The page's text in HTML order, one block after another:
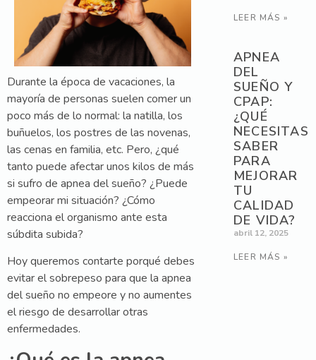
Durante la época de vacaciones, la
mayoría de personas suelen comer un
poco más de lo normal: la natilla, los
buñuelos, los postres de las novenas,
las cenas en familia, etc. Pero, ¿qué
tanto puede afectar unos kilos de más
si sufro de apnea del sueño? ¿Puede
empeorar mi situación? ¿Cómo
reacciona el organismo ante esta
súbdita subida?
Hoy queremos contarte porqué debes
evitar el sobrepeso para que la apnea
del sueño no empeore y no aumentes
el riesgo de desarrollar otras
enfermedades.
LEER MÁS »
APNEA
DEL
SUEÑO Y
CPAP:
¿QUÉ
NECESITAS
SABER
PARA
MEJORAR
TU
CALIDAD
DE VIDA?
abril 12, 2025
LEER MÁS »